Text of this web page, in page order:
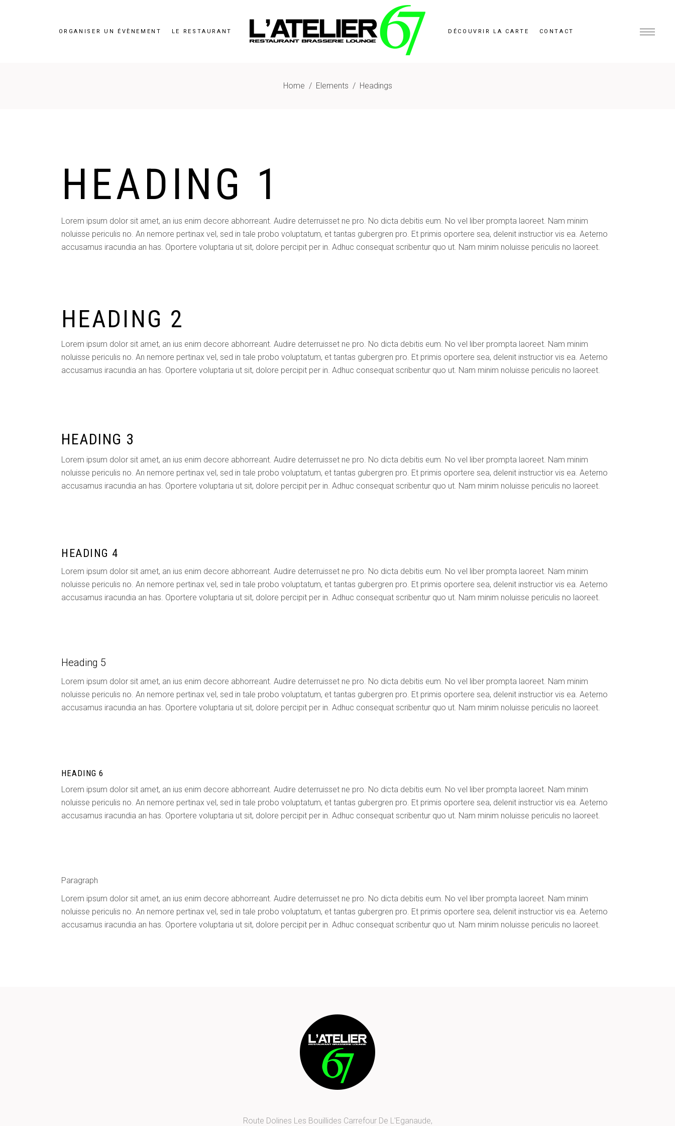
ORGANISER UN ÉVÈNEMENT LE RESTAURANT DÉCOUVRIR LA CARTE CONTACT
Home / Elements / Headings
HEADING 1
Lorem ipsum dolor sit amet, an ius enim decore abhorreant. Audire deterruisset ne pro. No dicta debitis eum. No vel liber prompta laoreet. Nam minim
noluisse periculis no. An nemore pertinax vel, sed in tale probo voluptatum, et tantas gubergren pro. Et primis oportere sea, delenit instructior vis ea. Aeterno
accusamus iracundia an has. Oportere voluptaria ut sit, dolore percipit per in. Adhuc consequat scribentur quo ut. Nam minim noluisse periculis no laoreet.
HEADING 2
Lorem ipsum dolor sit amet, an ius enim decore abhorreant. Audire deterruisset ne pro. No dicta debitis eum. No vel liber prompta laoreet. Nam minim
noluisse periculis no. An nemore pertinax vel, sed in tale probo voluptatum, et tantas gubergren pro. Et primis oportere sea, delenit instructior vis ea. Aeterno
accusamus iracundia an has. Oportere voluptaria ut sit, dolore percipit per in. Adhuc consequat scribentur quo ut. Nam minim noluisse periculis no laoreet.
HEADING 3
Lorem ipsum dolor sit amet, an ius enim decore abhorreant. Audire deterruisset ne pro. No dicta debitis eum. No vel liber prompta laoreet. Nam minim
noluisse periculis no. An nemore pertinax vel, sed in tale probo voluptatum, et tantas gubergren pro. Et primis oportere sea, delenit instructior vis ea. Aeterno
accusamus iracundia an has. Oportere voluptaria ut sit, dolore percipit per in. Adhuc consequat scribentur quo ut. Nam minim noluisse periculis no laoreet.
HEADING 4
Lorem ipsum dolor sit amet, an ius enim decore abhorreant. Audire deterruisset ne pro. No dicta debitis eum. No vel liber prompta laoreet. Nam minim
noluisse periculis no. An nemore pertinax vel, sed in tale probo voluptatum, et tantas gubergren pro. Et primis oportere sea, delenit instructior vis ea. Aeterno
accusamus iracundia an has. Oportere voluptaria ut sit, dolore percipit per in. Adhuc consequat scribentur quo ut. Nam minim noluisse periculis no laoreet.
Heading 5
Lorem ipsum dolor sit amet, an ius enim decore abhorreant. Audire deterruisset ne pro. No dicta debitis eum. No vel liber prompta laoreet. Nam minim
noluisse periculis no. An nemore pertinax vel, sed in tale probo voluptatum, et tantas gubergren pro. Et primis oportere sea, delenit instructior vis ea. Aeterno
accusamus iracundia an has. Oportere voluptaria ut sit, dolore percipit per in. Adhuc consequat scribentur quo ut. Nam minim noluisse periculis no laoreet.
HEADING 6
Lorem ipsum dolor sit amet, an ius enim decore abhorreant. Audire deterruisset ne pro. No dicta debitis eum. No vel liber prompta laoreet. Nam minim
noluisse periculis no. An nemore pertinax vel, sed in tale probo voluptatum, et tantas gubergren pro. Et primis oportere sea, delenit instructior vis ea. Aeterno
accusamus iracundia an has. Oportere voluptaria ut sit, dolore percipit per in. Adhuc consequat scribentur quo ut. Nam minim noluisse periculis no laoreet.
Paragraph
Lorem ipsum dolor sit amet, an ius enim decore abhorreant. Audire deterruisset ne pro. No dicta debitis eum. No vel liber prompta laoreet. Nam minim
noluisse periculis no. An nemore pertinax vel, sed in tale probo voluptatum, et tantas gubergren pro. Et primis oportere sea, delenit instructior vis ea. Aeterno
accusamus iracundia an has. Oportere voluptaria ut sit, dolore percipit per in. Adhuc consequat scribentur quo ut. Nam minim noluisse periculis no laoreet.
Route Dolines Les Bouillides Carrefour De L'Eganaude,